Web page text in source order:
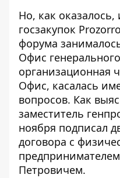
Но, как
госзакупок Prozorro
форума
Офис
организационная
Офис, касалась
вопросов. Как
заместитель
ноября подписал
договора с
Петровичем.